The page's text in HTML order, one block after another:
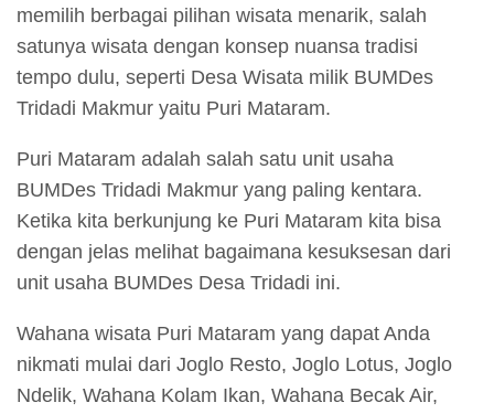
memilih berbagai pilihan wisata menarik, salah
satunya wisata dengan konsep nuansa tradisi
tempo dulu, seperti Desa Wisata milik BUMDes
Tridadi Makmur yaitu Puri Mataram.
Puri Mataram adalah salah satu unit usaha
BUMDes Tridadi Makmur yang paling kentara.
Ketika kita berkunjung ke Puri Mataram kita bisa
dengan jelas melihat bagaimana kesuksesan dari
unit usaha BUMDes Desa Tridadi ini.
Wahana wisata Puri Mataram yang dapat Anda
nikmati mulai dari Joglo Resto, Joglo Lotus, Joglo
Ndelik, Wahana Kolam Ikan, Wahana Becak Air,